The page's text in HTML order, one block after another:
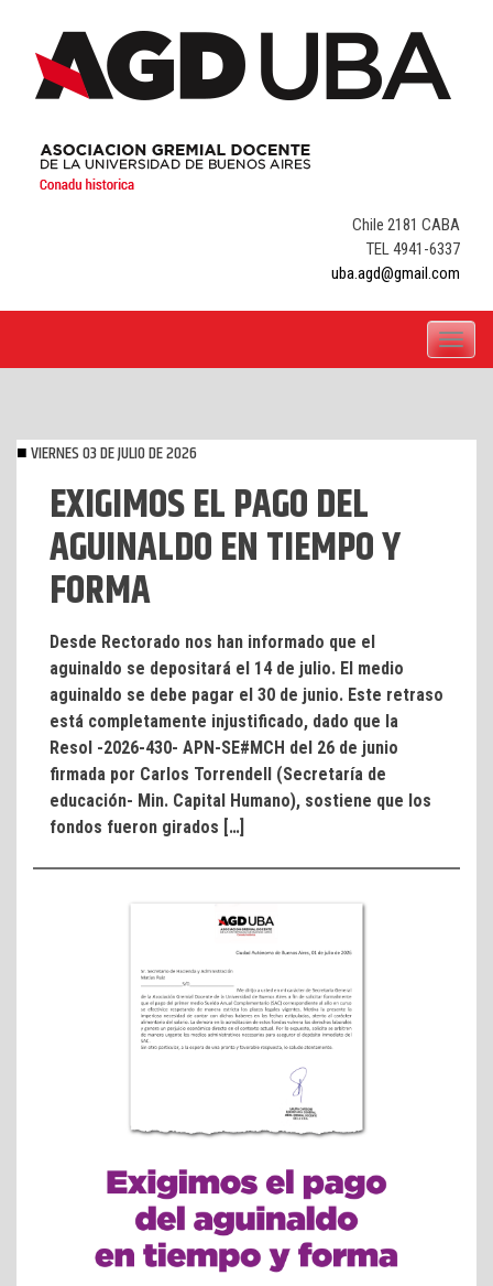
content
Chile 2181 CABA
TEL 4941-6337
uba.agd@gmail.com
Toggle
VIERNES 03 DE JULIO DE 2026
EXIGIMOS EL PAGO DEL
AGUINALDO EN TIEMPO Y
FORMA
Desde Rectorado nos han informado que el
aguinaldo se depositará el 14 de julio. El medio
aguinaldo se debe pagar el 30 de junio. Este retraso
está completamente injustificado, dado que la
Resol -2026-430- APN-SE#MCH del 26 de junio
firmada por Carlos Torrendell (Secretaría de
educación- Min. Capital Humano), sostiene que los
fondos fueron girados […]